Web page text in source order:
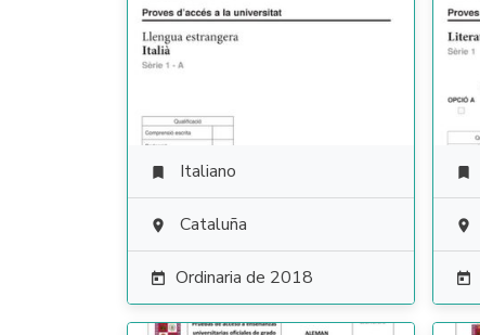
 Italiano
 Cataluña
 Ordinaria de 2018


